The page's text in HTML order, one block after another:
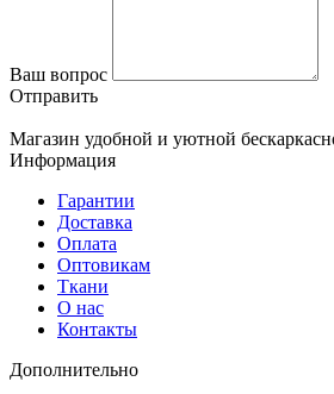
Ваш вопрос
Отправить
Магазин удобной и уютной
Информация
Гарантии
Доставка
Оплата
Оптовикам
Ткани
О нас
Контакты
Дополнительно